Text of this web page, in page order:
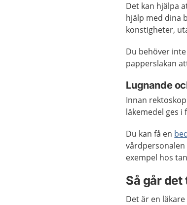
Det kan hjälpa
hjälp med dina
konstigheter,
Du behöver
papperslakan
Lugnande
Innan
läkemedel ges
Du kan få en
exempel hos
Så går det
Det är en